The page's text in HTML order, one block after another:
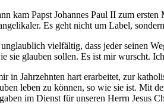
kam Papst Johannes Paul II zum
Es geht nicht um Label,
vielfältig, dass jeder seinen
sie glauben sollen. Es ist mir wurscht.
in Jahrzehnten hart erarbeitet, zur
leben zu können, so wie sie ist. Mit
im Dienst für unseren Herrn Jesus